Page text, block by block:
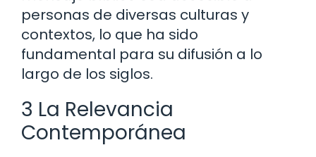
personas de diversas culturas y
contextos, lo que ha sido
fundamental para su difusión a lo
largo de los siglos.
3 La Relevancia
Contemporánea